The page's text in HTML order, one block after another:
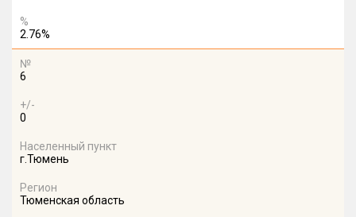
%
2.76%
№
6
+/-
0
Населенный пункт
г.Тюмень
Регион
Тюменская область